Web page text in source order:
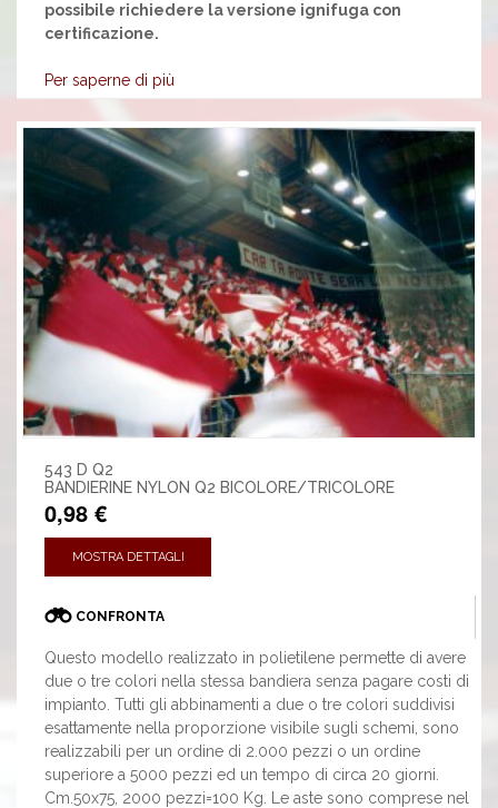
possibile richiedere la versione ignifuga con
certificazione.
Per saperne di più
543 D Q2
BANDIERINE NYLON Q2 BICOLORE/TRICOLORE
0,98 €
MOSTRA DETTAGLI
CONFRONTA
Questo modello realizzato in polietilene permette di avere
due o tre colori nella stessa bandiera senza pagare costi di
impianto. Tutti gli abbinamenti a due o tre colori suddivisi
esattamente nella proporzione visibile sugli schemi, sono
realizzabili per un ordine di 2.000 pezzi o un ordine
superiore a 5000 pezzi ed un tempo di circa 20 giorni.
Cm.50x75, 2000 pezzi=100 Kg. Le aste sono comprese nel